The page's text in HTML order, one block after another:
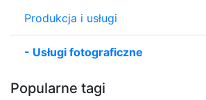
Produkcja i usługi
- Usługi fotograficzne
Popularne tagi